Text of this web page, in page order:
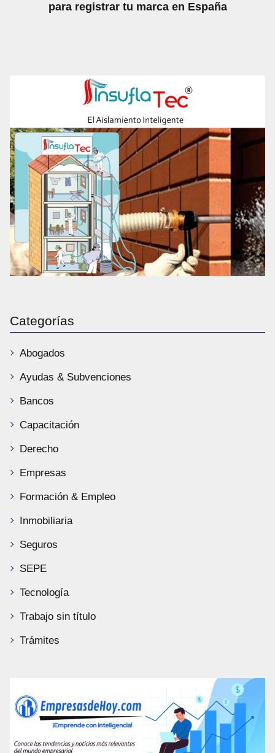
para registrar tu marca en España
Categorías
Abogados
Ayudas & Subvenciones
Bancos
Capacitación
Derecho
Empresas
Formación & Empleo
Inmobiliaria
Seguros
SEPE
Tecnología
Trabajo sin título
Trámites